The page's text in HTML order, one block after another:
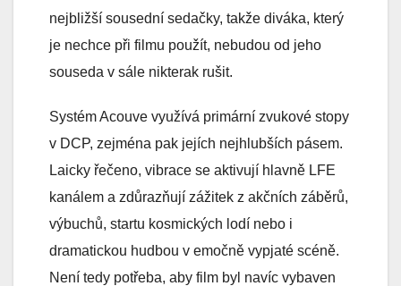
nejbližší sousední sedačky, takže diváka, který
je nechce při filmu použít, nebudou od jeho
souseda v sále nikterak rušit.
Systém Acouve využívá primární zvukové stopy
v DCP, zejména pak jejích nejhlubších pásem.
Laicky řečeno, vibrace se aktivují hlavně LFE
kanálem a zdůrazňují zážitek z akčních záběrů,
výbuchů, startu kosmických lodí nebo i
dramatickou hudbou v emočně vypjaté scéně.
Není tedy potřeba, aby film byl navíc vybaven